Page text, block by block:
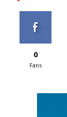
0
Fans